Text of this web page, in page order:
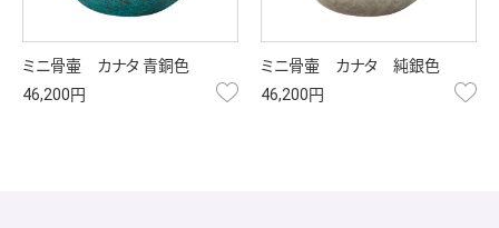
ミニ骨壷 カナタ 青銅色
46,200円
お気に入り
ミニ骨壷 カナタ 純銀色
46,200円